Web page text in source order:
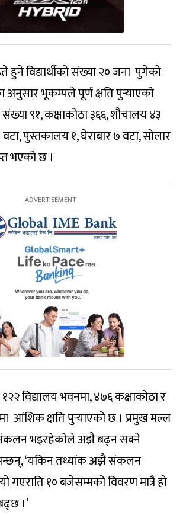
हुने विद्यार्थीको संख्या २० जना पुगेको
भूकम्पले पूर्ण क्षति पुर्‍याएको
९१, कक्षाकोठा ३६६, शौचालय ४३
पुस्तकालय १, घेराबार ७ वटा, सोलार
भएको छ ।
विद्यालय भवनमा, ४७६ कक्षाकोठा र
आंशिक क्षति पुर्‍याएको छ । प्रमुख मल्ल
संकलन भइरहेकोले अझै बढ्न सक्ने
‘यकिन तथ्यांक अझै संकलन
१० बजेसम्मको विवरण मात्रै हो
।’